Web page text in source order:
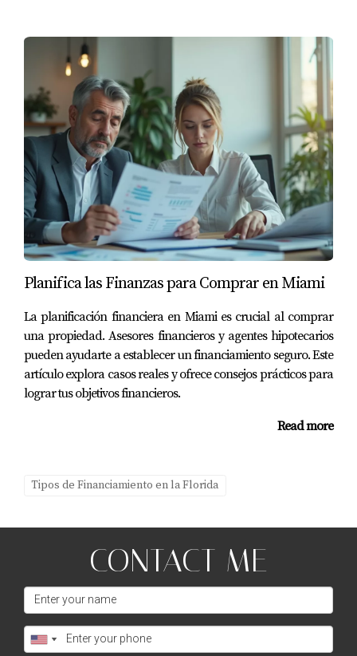
Planifica las Finanzas para Comprar en Miami
La planificación financiera en Miami es crucial al comprar
una propiedad. Asesores financieros y agentes hipotecarios
pueden ayudarte a establecer un financiamiento seguro. Este
artículo explora casos reales y ofrece consejos prácticos para
lograr tus objetivos financieros.
Read more
Tipos de Financiamiento en la Florida
CONTACT ME